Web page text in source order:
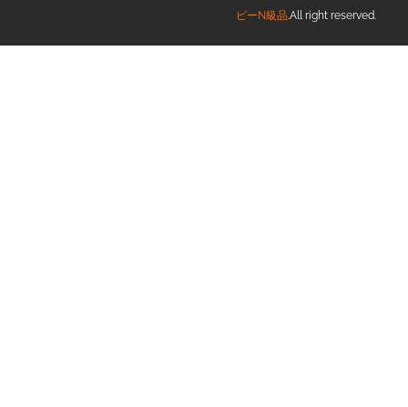
ピーN級品.All right reserved.